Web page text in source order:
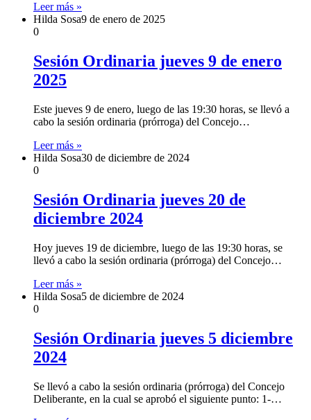
Leer más »
Hilda Sosa9 de enero de 2025
0
Sesión Ordinaria jueves 9 de enero
2025
Este jueves 9 de enero, luego de las 19:30 horas, se llevó a
cabo la sesión ordinaria (prórroga) del Concejo…
Leer más »
Hilda Sosa30 de diciembre de 2024
0
Sesión Ordinaria jueves 20 de
diciembre 2024
Hoy jueves 19 de diciembre, luego de las 19:30 horas, se
llevó a cabo la sesión ordinaria (prórroga) del Concejo…
Leer más »
Hilda Sosa5 de diciembre de 2024
0
Sesión Ordinaria jueves 5 diciembre
2024
Se llevó a cabo la sesión ordinaria (prórroga) del Concejo
Deliberante, en la cual se aprobó el siguiente punto: 1-…